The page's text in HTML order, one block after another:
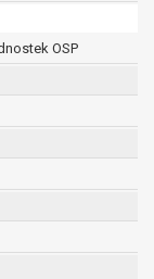
OSP
czy
po
na